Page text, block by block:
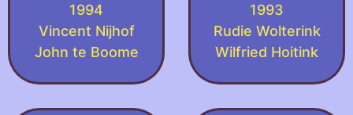
1994
Vincent Nijhof
John te Boome
1993
Rudie Wolterink
Wilfried Hoitink